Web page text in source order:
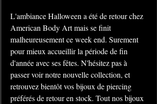
L'ambiance Halloween a été de retour chez
American Body Art mais se finit
malheureusement ce week end. Surement
pour mieux accueillir la période de fin
d'année avec ses fêtes. N'hésitez pas à
passer voir notre nouvelle collection, et
retrouvez bientôt vos bijoux de piercing
préférés de retour en stock. Tout nos bijoux